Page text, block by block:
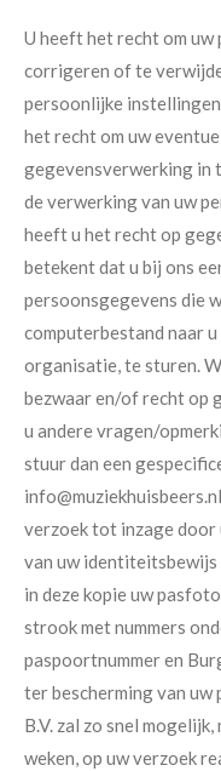
U heeft het recht om
corrigeren of te
persoonlijke
het recht om uw
gegevensverwerking in
de verwerking van uw
heeft u het recht op
betekent dat u bij ons
persoonsgegevens die
computerbestand naar
organisatie, te sturen.
bezwaar en/of recht op
u andere vragen/
stuur dan een
verzoek tot inzage door
van uw identiteitsbewijs
in deze kopie uw
strook met nummers
paspoortnummer en
ter bescherming van uw
B.V. zal zo snel
weken, op uw verzoek